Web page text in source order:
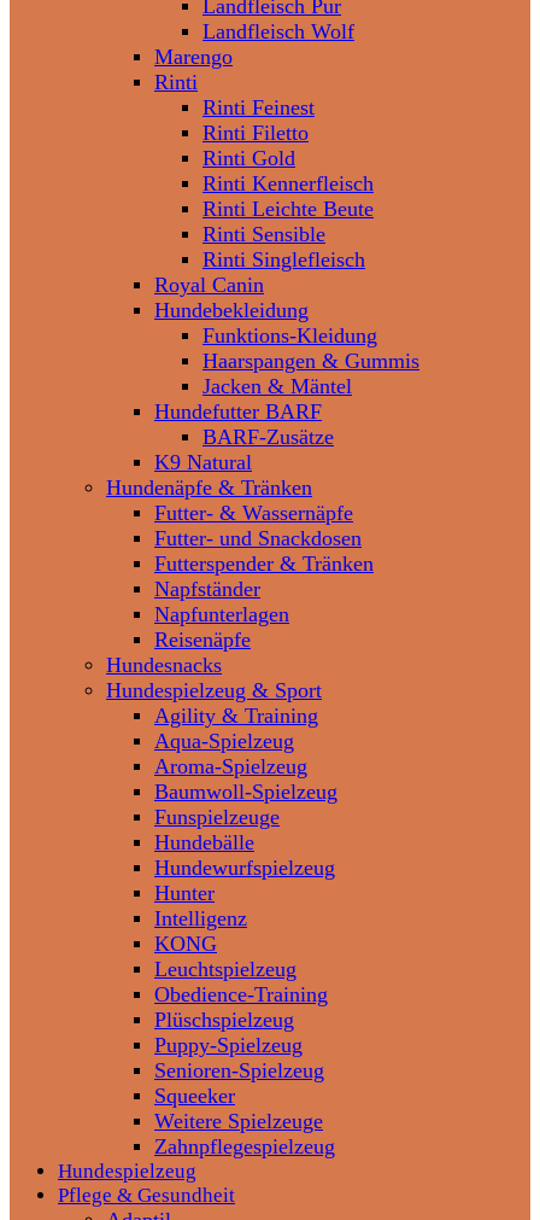
Landfleisch Pur
Landfleisch Wolf
Marengo
Rinti
Rinti Feinest
Rinti Filetto
Rinti Gold
Rinti Kennerfleisch
Rinti Leichte Beute
Rinti Sensible
Rinti Singlefleisch
Royal Canin
Hundebekleidung
Funktions-Kleidung
Haarspangen & Gummis
Jacken & Mäntel
Hundefutter BARF
BARF-Zusätze
K9 Natural
Hundenäpfe & Tränken
Futter- & Wassernäpfe
Futter- und Snackdosen
Futterspender & Tränken
Napfständer
Napfunterlagen
Reisenäpfe
Hundesnacks
Hundespielzeug & Sport
Agility & Training
Aqua-Spielzeug
Aroma-Spielzeug
Baumwoll-Spielzeug
Funspielzeuge
Hundebälle
Hundewurfspielzeug
Hunter
Intelligenz
KONG
Leuchtspielzeug
Obedience-Training
Plüschspielzeug
Puppy-Spielzeug
Senioren-Spielzeug
Squeeker
Weitere Spielzeuge
Zahnpflegespielzeug
Hundespielzeug
Pflege & Gesundheit